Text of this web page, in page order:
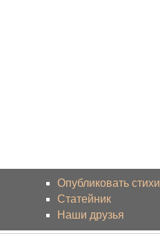
Опубликовать стихи
Статейник
Наши друзья